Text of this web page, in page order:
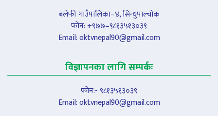
बलेफी गाउँपालिका–४, सिन्धुपाल्चोक
फोन: +९७७–९८१३५१३०३९
Email:oktvnepal90@gmail.com
विज्ञापनका लागि सम्पर्कः
फोन:- ९८१३५१३०३९
Email:oktvnepal90@gmail.com